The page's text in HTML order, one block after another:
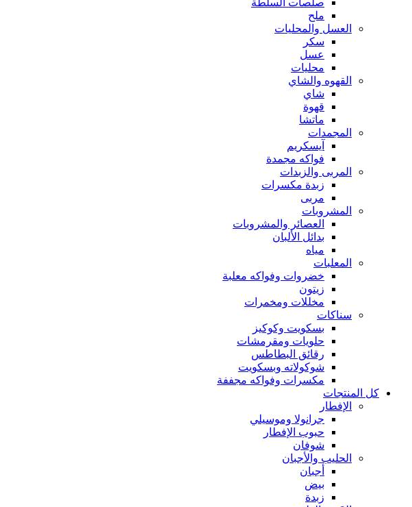
صلصات السلطة
ملح
العسل والمحليات
سكر
عسل
محليات
القهوه والشاي
شاي
قهوة
ماتشا
المجمدات
آيسكريم
فواكه مجمدة
المربى والزبدات
زبدة مكسرات
مربى
المشروبات
العصائر والمشروبات
بدائل الألبان
مياه
المعلبات
خضروات وفواكه معلبة
زيتون
مخللات ومخمرات
سناكات
بسكويت وكوكيز
حلويات ومقرمشات
رقائق البطاطس
شوكولاته وبسكويت
مكسرات وفواكه مجففة
كل المنتجات
الإفطار
جرانولا وموسيلي
حبوب الإفطار
شوفان
الحليب والأجبان
أجبان
بيض
زبدة